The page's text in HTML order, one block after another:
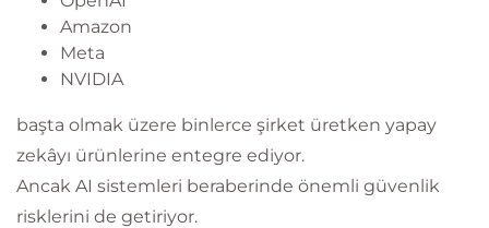
Amazon
Meta
NVIDIA
başta olmak üzere binlerce şirket üretken yapay
zekâyı ürünlerine entegre ediyor.
Ancak AI sistemleri beraberinde önemli güvenlik
risklerini de getiriyor.